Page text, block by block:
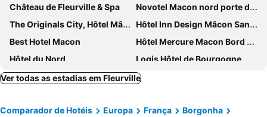
Château de Fleurville & Spa
Novotel Macon nord porte de Bourgogne
The Originals City, Hôtel Mâcon Nord
Hôtel Inn Design Mâcon Sancé
Best Hotel Macon
Hôtel Mercure Macon Bord de Saône
Hôtel du Nord
Logis Hôtel de Bourgogne
HÔTEL & SPA Panorama 360
ibis Styles Macon Centre
Hotel de l'Abbaye à Cluny
ibis budget Mâcon Sud
Ver todas as estadias em Fleurville
Comparador de Hotéis Europa França
Borgonha